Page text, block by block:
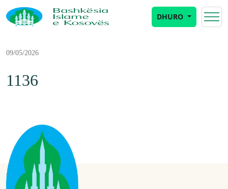
DHURO
09/05/2026
1136